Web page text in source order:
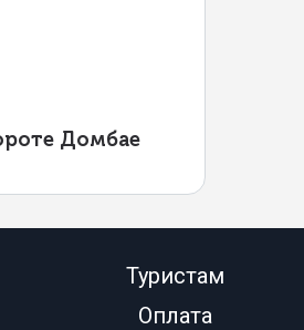
Домбае
Туристам
Оплата